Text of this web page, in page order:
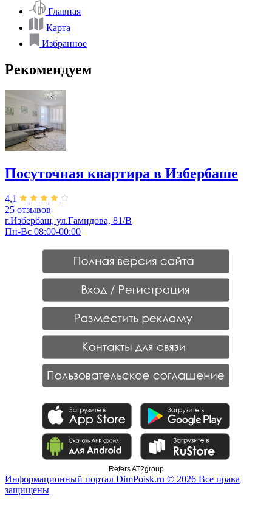
Главная
Карта
Избранное
Рекомендуем
Посуточная квартира в Избербаше
4,1
25 отзывов
г.Избербаш, ул.Гамидова, 81/В
Пн-Вс 08:00-00:00
Refers AT2group
Информационный портал DimPoisk.ru © 2026 Все права
защищены